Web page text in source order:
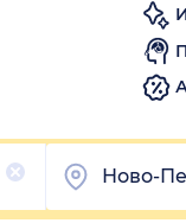
Ново-